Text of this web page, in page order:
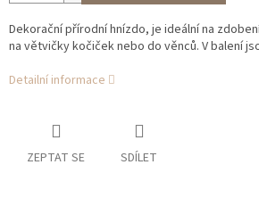
Dekorační přírodní hnízdo, je ideální na
na větvičky kočiček nebo do věnců. V balení
Detailní informace
ZEPTAT SE SDÍLET